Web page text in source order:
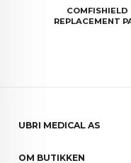
COMFISHIELD
REPLACEMENT
UBRI MEDICAL AS
OM BUTIKKEN